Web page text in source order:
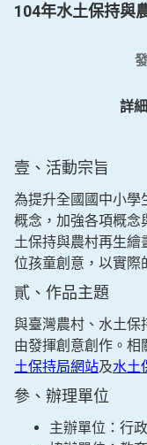
104年水土保持與
詳
壹、活動宗旨
為提升全國國中小學
概念，加強各項概念
土保持與農村再生
位孩童創意，以實際
貳、作品主題
與臺灣農村、水土保
由發揮創意創作。相
土保持局網站及水土
參、辦理單位
主辦單位：行